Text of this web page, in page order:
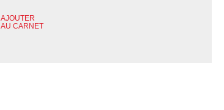
AJOUTER
AU CARNET